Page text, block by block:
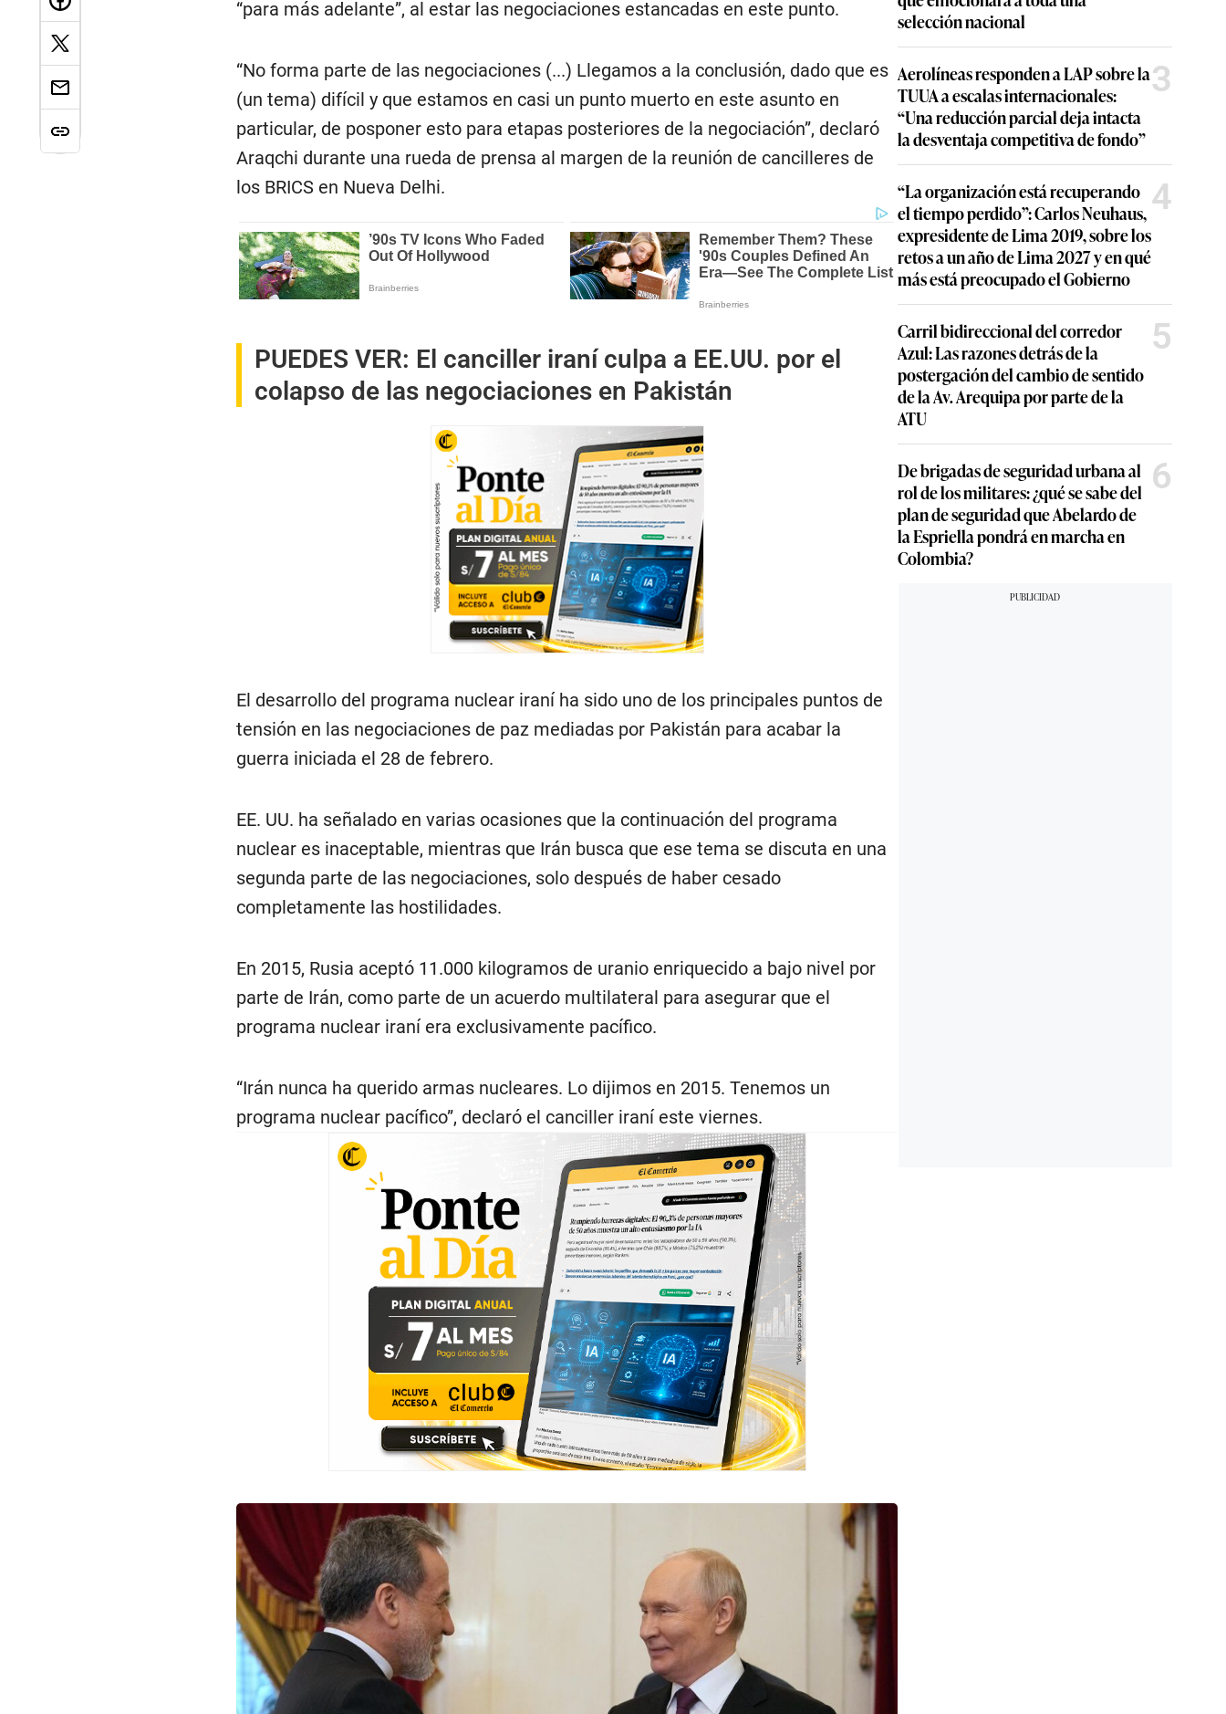
“para más adelante”, al estar las negociaciones estancadas en este punto.
“No forma parte de las negociaciones (...) Llegamos a la conclusión, dado que es
(un tema) difícil y que estamos en casi un punto muerto en este asunto en
particular, de posponer esto para etapas posteriores de la negociación”, declaró
Araqchi durante una rueda de prensa al margen de la reunión de cancilleres de
los BRICS en Nueva Delhi.
PUEDES VER: El canciller iraní culpa a EE.UU. por el
colapso de las negociaciones en Pakistán
El desarrollo del programa nuclear iraní ha sido uno de los principales puntos de
tensión en las negociaciones de paz mediadas por Pakistán para acabar la
guerra iniciada el 28 de febrero.
EE. UU. ha señalado en varias ocasiones que la continuación del programa
nuclear es inaceptable, mientras que Irán busca que ese tema se discuta en una
segunda parte de las negociaciones, solo después de haber cesado
completamente las hostilidades.
En 2015, Rusia aceptó 11.000 kilogramos de uranio enriquecido a bajo nivel por
parte de Irán, como parte de un acuerdo multilateral para asegurar que el
programa nuclear iraní era exclusivamente pacífico.
“Irán nunca ha querido armas nucleares. Lo dijimos en 2015. Tenemos un
programa nuclear pacífico”, declaró el canciller iraní este viernes.
selección nacional
Aerolíneas responden a LAP sobre la
TUUA a escalas internacionales:
“Una reducción parcial deja intacta
la desventaja competitiva de fondo”
3
“La organización está recuperando
el tiempo perdido”: Carlos Neuhaus,
expresidente de Lima 2019, sobre los
retos a un año de Lima 2027 y en qué
más está preocupado el Gobierno
4
Carril bidireccional del corredor
Azul: Las razones detrás de la
postergación del cambio de sentido
de la Av. Arequipa por parte de la
ATU
5
De brigadas de seguridad urbana al
rol de los militares: ¿qué se sabe del
plan de seguridad que Abelardo de
la Espriella pondrá en marcha en
Colombia?
6